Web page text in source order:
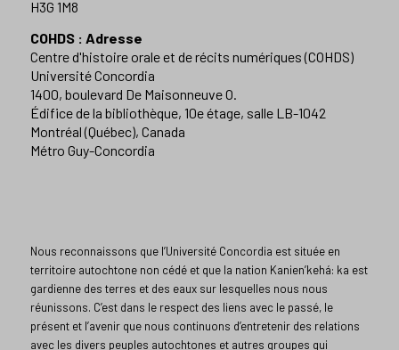
H3G 1M8
COHDS : Adresse
Centre d'histoire orale et de récits numériques (COHDS)
Université Concordia
1400, boulevard De Maisonneuve O.
Édifice de la bibliothèque, 10e étage, salle LB-1042
Montréal (Québec), Canada
Métro Guy-Concordia
Nous reconnaissons que l’Université Concordia est située en
territoire autochtone non cédé et que la nation Kanien’kehá: ka est
gardienne des terres et des eaux sur lesquelles nous nous
réunissons. C’est dans le respect des liens avec le passé, le
présent et l’avenir que nous continuons d’entretenir des relations
avec les divers peuples autochtones et autres groupes qui